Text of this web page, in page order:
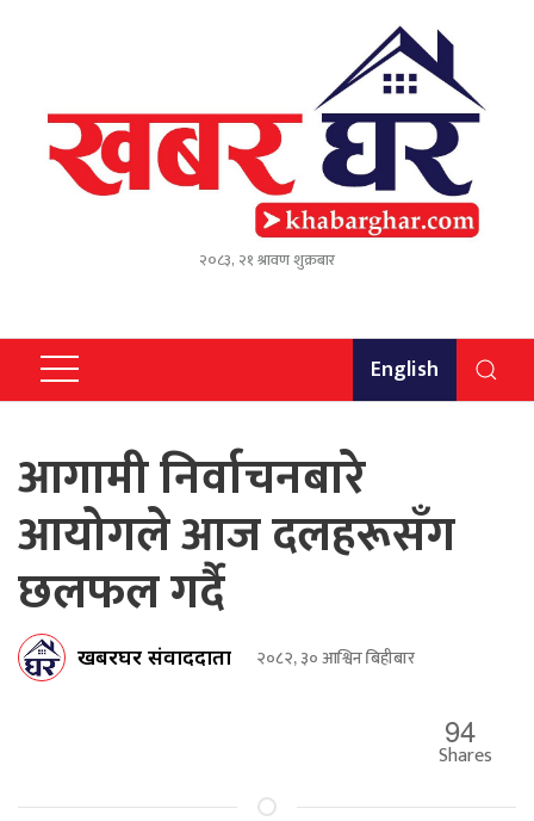
२०८३, २१ श्रावण शुक्रबार
English
आगामी निर्वाचनबारे
आयोगले आज दलहरूसँग
छलफल गर्दै
खबरघर संवाददाता २०८२, ३० आश्विन बिहीबार
94
Shares